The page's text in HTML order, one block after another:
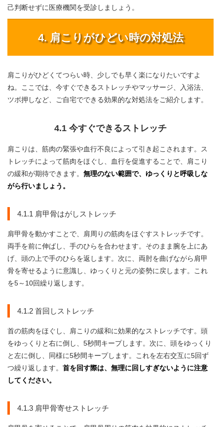
己判断せずに医療機関を受診しましょう。
4. 肩こりがひどい時の対処法
肩こりがひどくてつらい時、少しでも早く楽になりたいですよ
ね。ここでは、今すぐできるストレッチやマッサージ、入浴法、
ツボ押しなど、ご自宅でできる効果的な対処法をご紹介します。
4.1 今すぐできるストレッチ
肩こりは、筋肉の緊張や血行不良によって引き起こされます。ス
トレッチによって筋肉をほぐし、血行を促進することで、肩こり
の緩和が期待できます。 無理のない範囲で、ゆっくりと呼吸しな
がら行いましょう。
4.1.1 肩甲骨はがしストレッチ
肩甲骨を動かすことで、肩周りの筋肉をほぐすストレッチです。
両手を前に伸ばし、手のひらを合わせます。そのまま腕を上にあ
げ、頭の上で手のひらを返します。次に、両肘を曲げながら肩甲
骨を寄せるように意識し、ゆっくりと元の姿勢に戻します。これ
を5～10回繰り返します。
4.1.2 首回しストレッチ
首の筋肉をほぐし、肩こりの緩和に効果的なストレッチです。頭
をゆっくりと右に倒し、5秒間キープします。次に、頭をゆっくり
と左に倒し、同様に5秒間キープします。これを左右交互に5回ず
つ繰り返します。 首を回す際は、無理に回しすぎないように注意
してください。
4.1.3 肩甲骨寄せストレッチ